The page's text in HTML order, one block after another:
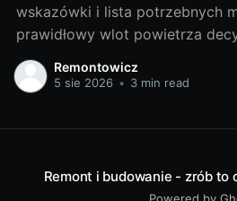
wskazówki i lista potrzebnych
prawidłowy wlot powietrza
okapuOkap kuchenny jest tak
świeżego powietrza do
Remontowicz
5 sie 2026 • 3 min read
Remont i budowanie - zrób to